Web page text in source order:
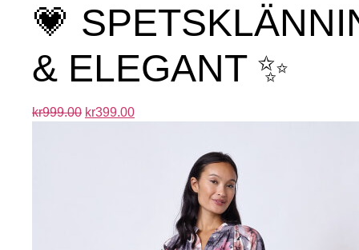
💗
& ELEGANT ✨
kr999.00 kr399.00